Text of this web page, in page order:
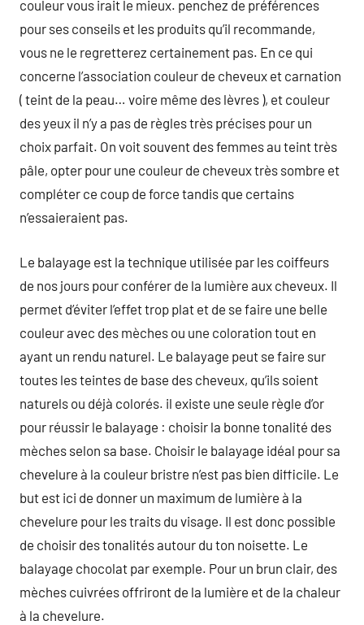
couleur vous irait le mieux. penchez de préférences
pour ses conseils et les produits qu’il recommande,
vous ne le regretterez certainement pas. En ce qui
concerne l’association couleur de cheveux et carnation
( teint de la peau… voire même des lèvres ), et couleur
des yeux il n’y a pas de règles très précises pour un
choix parfait. On voit souvent des femmes au teint très
pâle, opter pour une couleur de cheveux très sombre et
compléter ce coup de force tandis que certains
n’essaieraient pas.
Le balayage est la technique utilisée par les coiffeurs
de nos jours pour conférer de la lumière aux cheveux. Il
permet d’éviter l’effet trop plat et de se faire une belle
couleur avec des mèches ou une coloration tout en
ayant un rendu naturel. Le balayage peut se faire sur
toutes les teintes de base des cheveux, qu’ils soient
naturels ou déjà colorés. il existe une seule règle d’or
pour réussir le balayage : choisir la bonne tonalité des
mèches selon sa base. Choisir le balayage idéal pour sa
chevelure à la couleur bristre n’est pas bien difficile. Le
but est ici de donner un maximum de lumière à la
chevelure pour les traits du visage. Il est donc possible
de choisir des tonalités autour du ton noisette. Le
balayage chocolat par exemple. Pour un brun clair, des
mèches cuivrées offriront de la lumière et de la chaleur
à la chevelure.